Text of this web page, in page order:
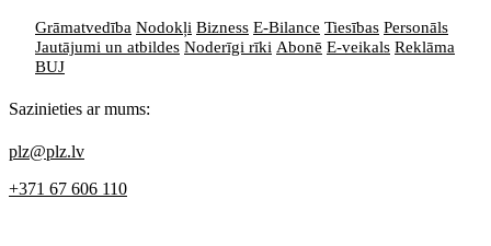
Grāmatvedība Nodokļi Bizness E-Bilance Tiesības Personāls
Jautājumi un atbildes Noderīgi rīki Abonē E-veikals Reklāma
BUJ
Sazinieties ar mums:
plz@plz.lv
+371 67 606 110